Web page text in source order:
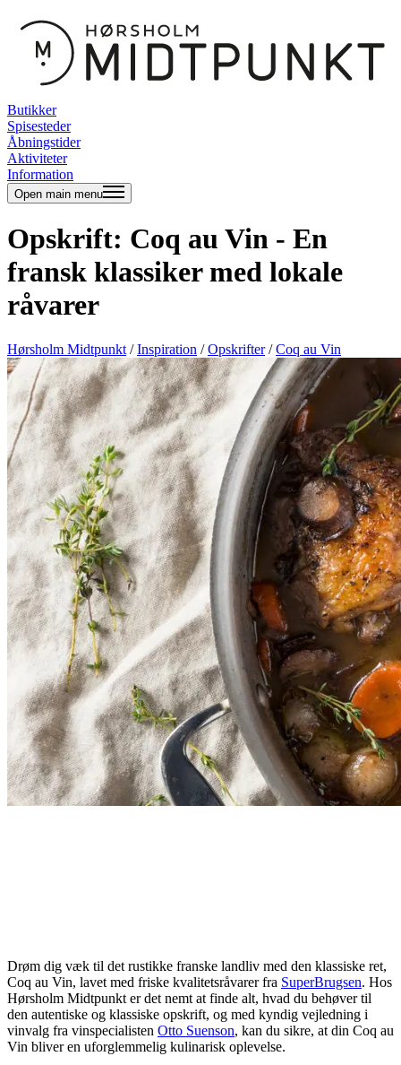
Butikker
Spisesteder
Åbningstider
Aktiviteter
Information
Open main menu
Opskrift: Coq au Vin - En
fransk klassiker med lokale
råvarer
Hørsholm Midtpunkt /Inspiration /Opskrifter/Coq au Vin
Drøm dig væk til det rustikke franske landliv med den klassiske ret,
Coq au Vin, lavet med friske kvalitetsråvarer fra SuperBrugsen. Hos
Hørsholm Midtpunkt er det nemt at finde alt, hvad du behøver til
den autentiske og klassiske opskrift, og med kyndig vejledning i
vinvalg fra vinspecialisten Otto Suenson, kan du sikre, at din Coq au
Vin bliver en uforglemmelig kulinarisk oplevelse.